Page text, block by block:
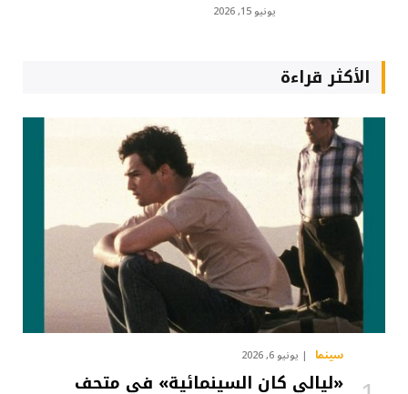
يونيو 15, 2026
الأكثر قراءة
سينما يونيو 6, 2026
«ليالي كان السينمائية» في متحف